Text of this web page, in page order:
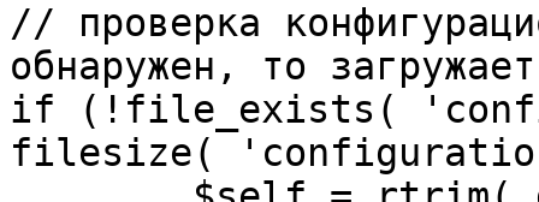
// проверка
обнаружен, то
if (!file_exists(
filesize(